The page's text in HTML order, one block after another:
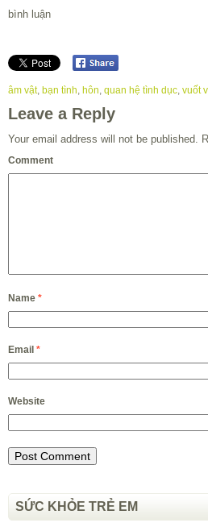
bình luận
âm vật, bạn tình, hôn, quan hệ tình dục, vuốt
Leave a Reply
Your email address will not be published.
Comment
Name *
Email *
Website
SỨC KHỎE TRẺ EM